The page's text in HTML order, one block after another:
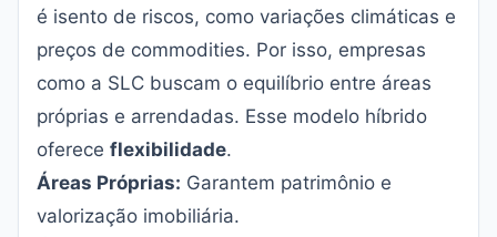
é isento de riscos, como variações climáticas e
preços de commodities. Por isso, empresas
como a SLC buscam o equilíbrio entre áreas
próprias e arrendadas. Esse modelo híbrido
oferece flexibilidade.
Áreas Próprias: Garantem patrimônio e
valorização imobiliária.